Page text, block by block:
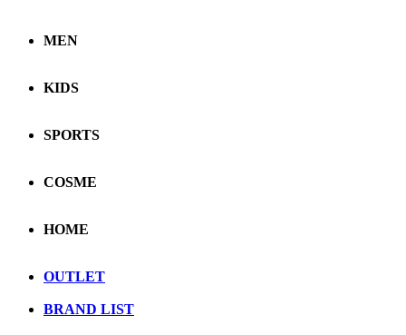
MEN
KIDS
SPORTS
COSME
HOME
OUTLET
BRAND LIST